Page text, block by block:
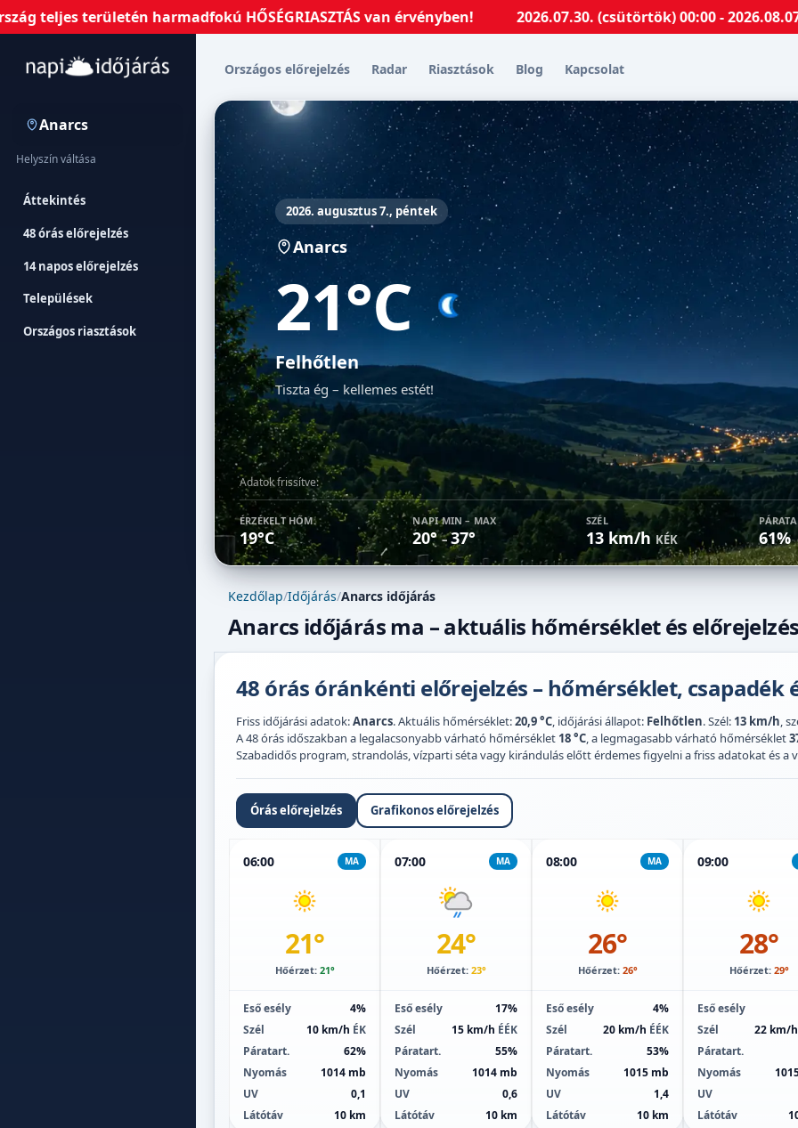
harmadfokú HŐSÉGRIASZTÁS van érvényben! 2026.07.30. (csütörtök) 00:00 - 2026.08.07.
Anarcs
Helyszín váltása
Áttekintés
48 órás előrejelzés
14 napos előrejelzés
Települések
Országos riasztások
Országos előrejelzés Radar Riasztások Blog Kapcsolat
2026. augusztus 7., péntek
Anarcs
21°C
Felhőtlen
Tiszta ég – kellemes estét!
Adatok frissítve:
ÉRZÉKELT HŐM.
19°C
NAPI MIN – MAX
20° –37°
SZÉL
13 km/h KÉK 61%
Kezdőlap/Időjárás/Anarcs időjárás
Anarcs időjárás ma – aktuális hőmérséklet és előrejelzés
48 órás óránkénti előrejelzés – hőmérséklet, csapadék
Friss időjárási adatok:Anarcs. Aktuális hőmérséklet:20,9 °C, időjárási állapot: Felhőtlen. Szél: 13 km/h,
A 48 órás időszakban a legalacsonyabb várható hőmérséklet 18 °C, a legmagasabb várható hőmérséklet
Szabadidős program, strandolás, vízparti séta vagy kirándulás előtt érdemes figyelni a friss adatokat és a
Órás előrejelzés Grafikonos előrejelzés
06:00 MA
21°
Hőérzet: 21°
Eső esély
4%
Szél
10 km/h ÉK
Páratart.
62%
Nyomás
1014 mb
UV
0,1
Látótáv
10 km
07:00 MA
24°
Hőérzet: 23°
Eső esély
17%
Szél
15 km/h ÉÉK
Páratart.
55%
Nyomás
1014 mb
UV
0,6
Látótáv
10 km
08:00 MA
26°
Hőérzet: 26°
Eső esély
4%
Szél
20 km/h ÉÉK
Páratart.
53%
Nyomás
1015 mb
UV
1,4
Látótáv
10 km
09:00
28°
Hőérzet: 29°
Eső esély
Szél
22 km/h
Páratart.
Nyomás
UV
Látótáv